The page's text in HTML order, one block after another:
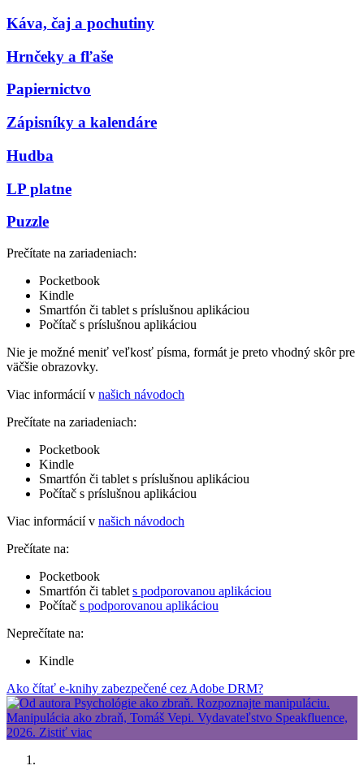
Káva, čaj a pochutiny
Hrnčeky a fľaše
Papiernictvo
Zápisníky a kalendáre
Hudba
LP platne
Puzzle
Prečítate na zariadeniach:
Pocketbook
Kindle
Smartfón či tablet s príslušnou aplikáciou
Počítač s príslušnou aplikáciou
Nie je možné meniť veľkosť písma, formát je preto vhodný skôr pre
väčšie obrazovky.
Viac informácií v našich návodoch
Prečítate na zariadeniach:
Pocketbook
Kindle
Smartfón či tablet s príslušnou aplikáciou
Počítač s príslušnou aplikáciou
Viac informácií v našich návodoch
Prečítate na:
Pocketbook
Smartfón či tablet s podporovanou aplikáciou
Počítač s podporovanou aplikáciou
Neprečítate na:
Kindle
Ako čítať e-knihy zabezpečené cez Adobe DRM?